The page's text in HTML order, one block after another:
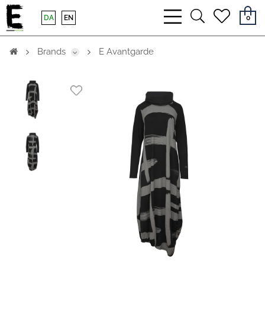
bars
light
searchheart
0
DA EN
Brands E Avantgarde